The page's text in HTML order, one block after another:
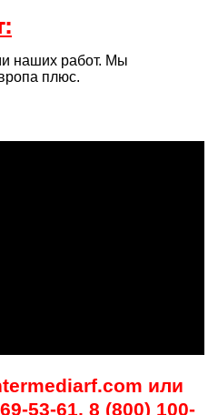
наших работ. Мы
плюс.
или
53-61, 8 (800) 100-